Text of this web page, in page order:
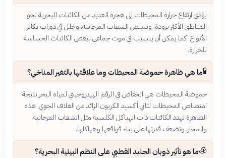
يؤدي ارتفاع حرارة المحيطات إلى هجرة العديد من الكائنات البحرية نحو
المناطق الأكثر برودة، وتبييض الشعاب المرجانية، وخلل في دورات تكاثر
الأنواع. كما يمكن أن يتسبب في موت جماعي لبعض الكائنات الحساسة
للحرارة.
🧪ما هي ظاهرة حموضة المحيطات وما علاقتها بالتغير المناخي؟
حموضة المحيطات هي انخفاض في الرقم الهيدروجيني لمياه البحر نتيجة
امتصاص المحيطات لثاني أكسيد الكربون الزائد من الغلاف الجوي. هذه
الظاهرة تهدد الكائنات ذات الهياكل الكلسية مثل الشعاب المرجانية
والمحار، وتضعف قدرتها على بناء قواقعها وهياكلها.
🧊ما هو تأثير ذوبان الجليد القطبي على النظم البيئية البحرية؟